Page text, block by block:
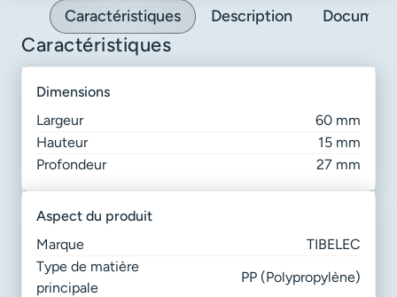
Caractéristiques Description
Caractéristiques
dimensions
Largeur
60 mm
Hauteur
15 mm
Profondeur
27 mm
aspect du produit
Marque
TIBELEC
Type de matière
principale
PP (Polypropylène)